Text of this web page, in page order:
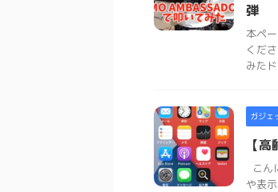
弾
本ペ
くだ
みた
ガジェ
【
こん
や表